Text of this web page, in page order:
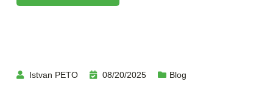
Istvan PETO 08/20/2025 Blog